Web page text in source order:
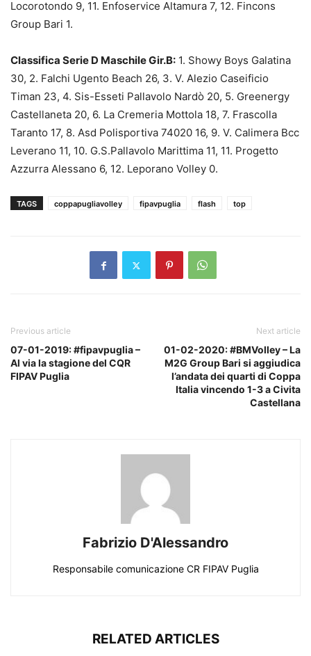
Locorotondo 9, 11. Enfoservice Altamura 7, 12. Fincons
Group Bari 1.
Classifica Serie D Maschile Gir.B: 1. Showy Boys Galatina
30, 2. Falchi Ugento Beach 26, 3. V. Alezio Caseificio
Timan 23, 4. Sis-Esseti Pallavolo Nardò 20, 5. Greenergy
Castellaneta 20, 6. La Cremeria Mottola 18, 7. Frascolla
Taranto 17, 8. Asd Polisportiva 74020 16, 9. V. Calimera Bcc
Leverano 11, 10. G.S.Pallavolo Marittima 11, 11. Progetto
Azzurra Alessano 6, 12. Leporano Volley 0.
TAGS coppapugliavolley fipavpuglia flash top
Previous article
07-01-2019: #fipavpuglia –
Al via la stagione del CQR
FIPAV Puglia
Next article
01-02-2020: #BMVolley – La
M2G Group Bari si aggiudica
l’andata dei quarti di Coppa
Italia vincendo 1-3 a Civita
Castellana
Fabrizio D'Alessandro
Responsabile comunicazione CR FIPAV Puglia
RELATED ARTICLES